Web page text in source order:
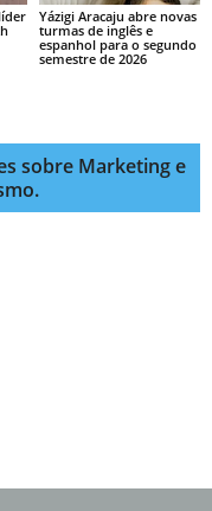
Yázigi Aracaju abre novas
turmas de inglês e
espanhol para o segundo
semestre de 2026
sobre Marketing e